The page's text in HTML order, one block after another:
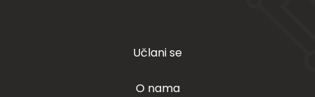
Učlani se
O nama